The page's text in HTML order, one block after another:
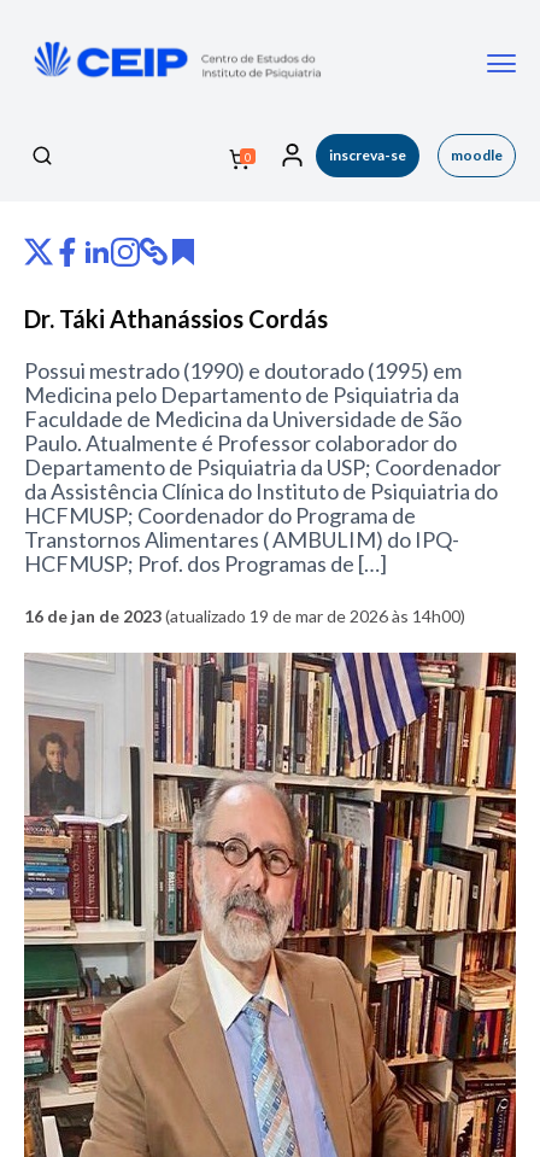
0 inscreva-se moodle
Dr. Táki Athanássios Cordás
Possui mestrado (1990) e doutorado (1995) em
Medicina pelo Departamento de Psiquiatria da
Faculdade de Medicina da Universidade de São
Paulo. Atualmente é Professor colaborador do
Departamento de Psiquiatria da USP; Coordenador
da Assistência Clínica do Instituto de Psiquiatria do
HCFMUSP; Coordenador do Programa de
Transtornos Alimentares ( AMBULIM) do IPQ-
HCFMUSP; Prof. dos Programas de […]
16 de jan de 2023(atualizado 19 de mar de 2026 às 14h00)